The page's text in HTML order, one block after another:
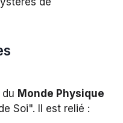
Monde Physique
Soi". Il est relié :